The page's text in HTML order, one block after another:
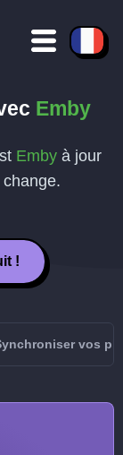
Emby
Embyà jour
change.
!
vos